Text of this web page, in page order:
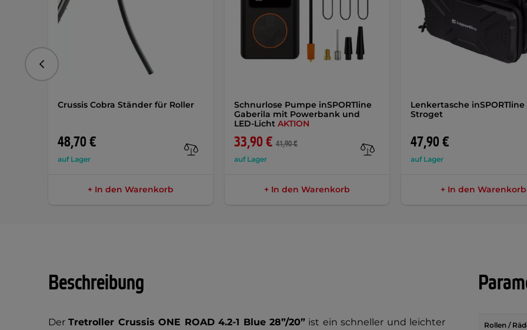
Crussis Cobra Ständer für Roller
48,70 €
auf Lager
+ In den Warenkorb
Schnurlose Pumpe inSPORTline
Gaberila mit Powerbank und
LED-Licht AKTION
33,90 € 41,90 €
auf Lager
+ In den Warenkorb
Lenkertasche inSPORTline
Stroget
47,90 €
auf Lager
+ In den Warenkorb
vorhergehend
Beschreibung
DerTretroller Crussis ONE ROAD 4.2-1 Blue 28”/20”ist ein schneller und leichter
Rollen /